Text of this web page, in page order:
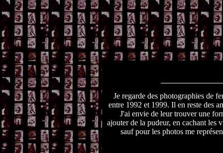
Je regarde des photographies de
entre 1992 et 1999. Il en reste des
J'ai envie de leur trouver une
ajouter de la pudeur, en cachant les
sauf pour les photos me